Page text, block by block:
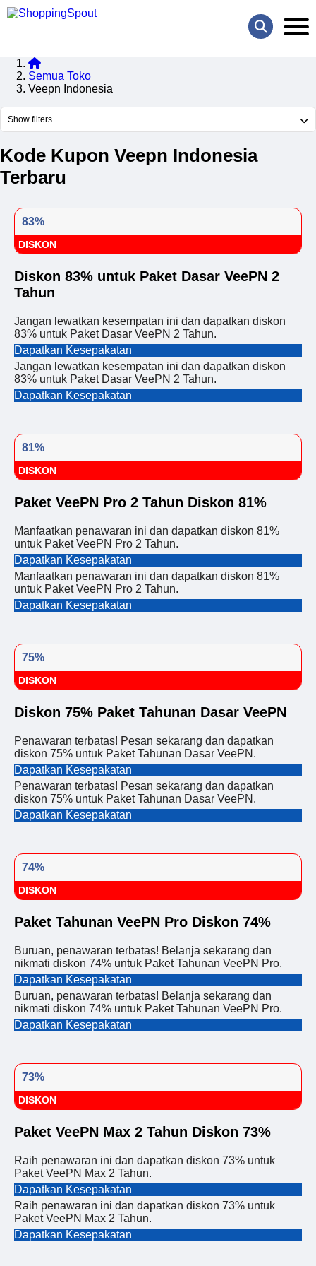
Semua Toko
Veepn Indonesia
Show filters
Kode Kupon Veepn Indonesia
Terbaru
83%
DISKON
Diskon 83% untuk Paket Dasar VeePN 2
Tahun
Jangan lewatkan kesempatan ini dan dapatkan diskon
83% untuk Paket Dasar VeePN 2 Tahun.
Dapatkan Kesepakatan
Jangan lewatkan kesempatan ini dan dapatkan diskon
83% untuk Paket Dasar VeePN 2 Tahun.
Dapatkan Kesepakatan
81%
DISKON
Paket VeePN Pro 2 Tahun Diskon 81%
Manfaatkan penawaran ini dan dapatkan diskon 81%
untuk Paket VeePN Pro 2 Tahun.
Dapatkan Kesepakatan
Manfaatkan penawaran ini dan dapatkan diskon 81%
untuk Paket VeePN Pro 2 Tahun.
Dapatkan Kesepakatan
75%
DISKON
Diskon 75% Paket Tahunan Dasar VeePN
Penawaran terbatas! Pesan sekarang dan dapatkan
diskon 75% untuk Paket Tahunan Dasar VeePN.
Dapatkan Kesepakatan
Penawaran terbatas! Pesan sekarang dan dapatkan
diskon 75% untuk Paket Tahunan Dasar VeePN.
Dapatkan Kesepakatan
74%
DISKON
Paket Tahunan VeePN Pro Diskon 74%
Buruan, penawaran terbatas! Belanja sekarang dan
nikmati diskon 74% untuk Paket Tahunan VeePN Pro.
Dapatkan Kesepakatan
Buruan, penawaran terbatas! Belanja sekarang dan
nikmati diskon 74% untuk Paket Tahunan VeePN Pro.
Dapatkan Kesepakatan
73%
DISKON
Paket VeePN Max 2 Tahun Diskon 73%
Raih penawaran ini dan dapatkan diskon 73% untuk
Paket VeePN Max 2 Tahun.
Dapatkan Kesepakatan
Raih penawaran ini dan dapatkan diskon 73% untuk
Paket VeePN Max 2 Tahun.
Dapatkan Kesepakatan